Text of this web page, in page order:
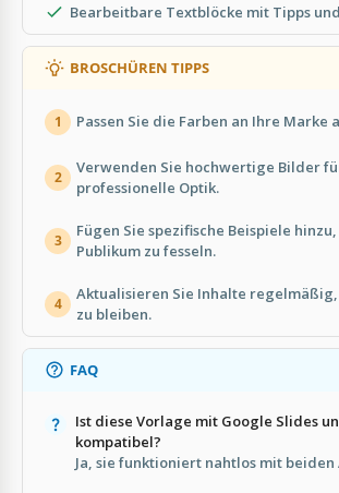
Bearbeitbare Textblöcke mit Tipps
BROSCHÜREN TIPPS
1 Passen Sie die Farben an Ihre Marke
2
Verwenden Sie hochwertige Bilder
professionelle Optik.
3
Fügen Sie spezifische Beispiele
Publikum zu fesseln.
4
Aktualisieren Sie Inhalte
zu bleiben.
FAQ
Ist diese Vorlage mit Google Slides
kompatibel?
Ja, sie funktioniert nahtlos mit